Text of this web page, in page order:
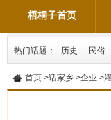
梧桐子首页
热门话题： 历史 民俗
首页 >话家乡 >企业 >